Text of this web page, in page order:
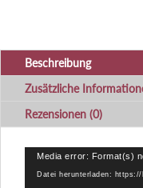
Beschreibung
Zusätzliche
Rezensionen (0)
Video-
Player
Media error: Format(s)
Datei herunterladen: